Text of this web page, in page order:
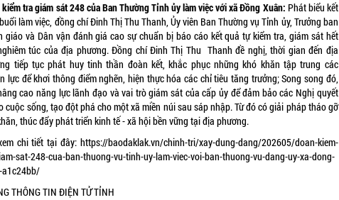
tra giám sát 248 của Ban Thường Tỉnh ủy làm việc với xã Đồng Xuân: Phát biểu kết
làm việc, đồng chí Đinh Thị Thu Thanh, Ủy viên Ban Thường vụ Tỉnh ủy, Trưởng ban
giáo và Dân vận đánh giá cao sự chuẩn bị báo cáo kết quả tự kiểm tra, giám sát hết
túc của địa phương. Đồng chí Đinh Thị Thu Thanh đề nghị, thời gian đến địa
tiếp tục phát huy tinh thần đoàn kết, khắc phục những khó khăn tập trung các
lực để khơi thông điểm nghẽn, hiện thực hóa các chỉ tiêu tăng trưởng; Song song đó,
cao năng lực lãnh đạo và vai trò giám sát của cấp ủy để đảm bảo các Nghị quyết
cuộc sống, tạo đột phá cho một xã miền núi sau sáp nhập. Từ đó có giải pháp tháo gỡ
thúc đẩy phát triển kinh tế - xã hội bền vững tại địa phương.
chi tiết tại đây: https://baodaklak.vn/chinh-tri/xay-dung-dang/202605/doan-kiem-
sat-248-cua-ban-thuong-vu-tinh-uy-lam-viec-voi-ban-thuong-vu-dang-uy-xa-dong-
a1c24bb/
THÔNG TIN ĐIỆN TỬ TỈNH